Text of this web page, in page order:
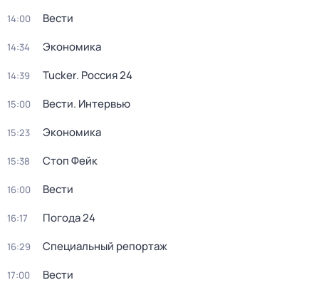
14:00 Вести
14:34 Экономика
14:39 Tucker. Россия 24
15:00 Вести. Интервью
15:23 Экономика
15:38 Стоп Фейк
16:00 Вести
16:17 Погода 24
16:29 Специальный репортаж
17:00 Вести